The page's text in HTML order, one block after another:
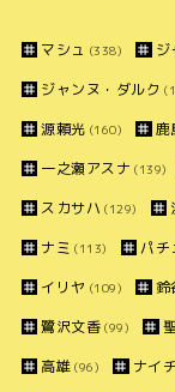
マシュ (338)
ジャンヌ・ダルク
源頼光 (160) 鹿
一之瀬アスナ (139)
スカサハ (129)
ナミ (113) パチ
イリヤ (109) 鈴
鷺沢文香 (99)
高雄 (96) ナイ